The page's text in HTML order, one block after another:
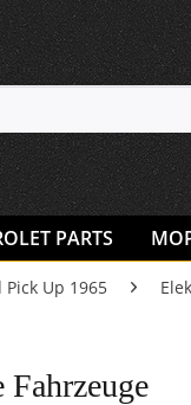
PARTS
Pick Up 1965